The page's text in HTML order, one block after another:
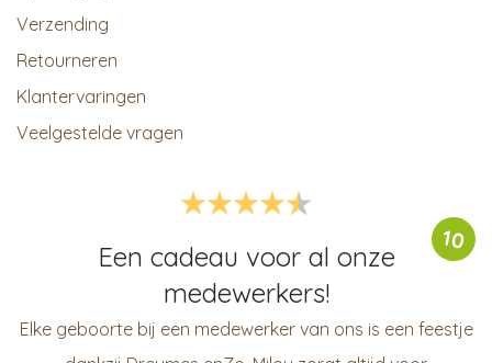
Verzending
Retourneren
Klantervaringen
Veelgestelde vragen
10
Een cadeau voor al onze
medewerkers!
Elke geboorte bij een medewerker van ons is een feestje